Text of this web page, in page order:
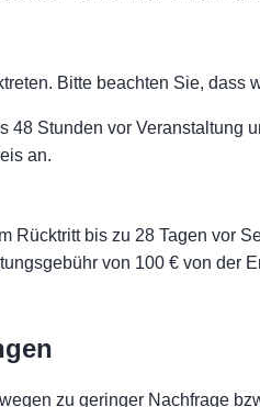
Bitte beachten Sie, dass
48 Stunden vor Veranstaltung
an.
Rücktritt bis zu 28 Tagen vor
von 100 € von der
zu geringer Nachfrage